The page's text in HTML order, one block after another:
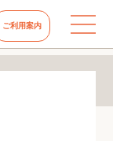
ご利用案内